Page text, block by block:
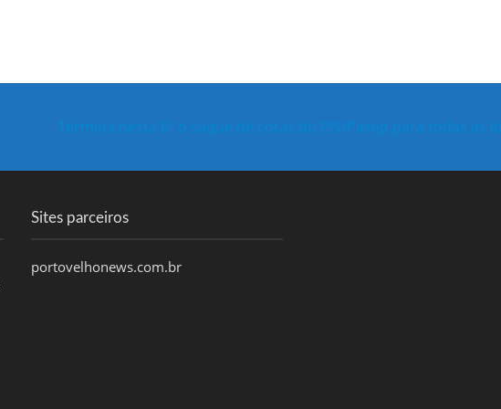
Termina nesta 6ª o saque de cotas do PIS/Pasep para todas as
Sites parceiros
portovelhonews.com.br